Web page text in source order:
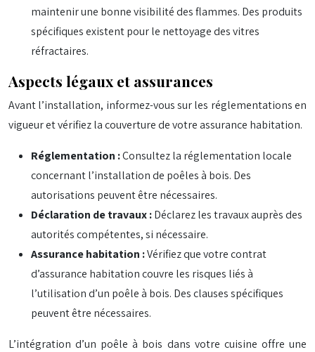
maintenir une bonne visibilité des flammes. Des produits
spécifiques existent pour le nettoyage des vitres
réfractaires.
Aspects légaux et assurances
Avant l’installation, informez-vous sur les réglementations en
vigueur et vérifiez la couverture de votre assurance habitation.
Réglementation :Consultez la réglementation locale
concernant l’installation de poêles à bois. Des
autorisations peuvent être nécessaires.
Déclaration de travaux :Déclarez les travaux auprès des
autorités compétentes, si nécessaire.
Assurance habitation :Vérifiez que votre contrat
d’assurance habitation couvre les risques liés à
l’utilisation d’un poêle à bois. Des clauses spécifiques
peuvent être nécessaires.
L’intégration d’un poêle à bois dans votre cuisine offre une